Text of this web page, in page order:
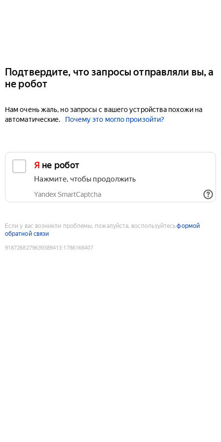
Подтвердите, что запросы отправляли вы, а
не робот
Нам очень жаль, но запросы с вашего устройства похожи на
автоматические.
Почему это могло произойти?
Я не робот
Нажмите, чтобы продолжить
Yandex SmartCaptcha
Если у вас возникли проблемы, пожалуйста, воспользуйтесьформой
обратной связи
9187268279639389413:1786168407